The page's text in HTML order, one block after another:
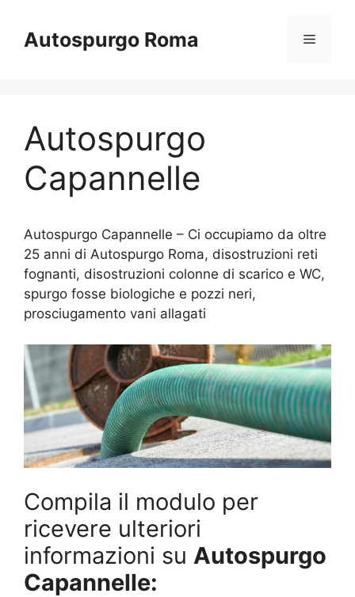
contenuto
Autospurgo Roma Menu
Autospurgo
Capannelle
Autospurgo Capannelle – Ci occupiamo da oltre
25 anni di Autospurgo Roma, disostruzioni reti
fognanti, disostruzioni colonne di scarico e WC,
spurgo fosse biologiche e pozzi neri,
prosciugamento vani allagati
Compila il modulo per
ricevere ulteriori
informazioni su Autospurgo
Capannelle: